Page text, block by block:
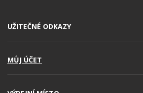
UŽITEČNÉ ODKAZY
MŮJ ÚČET